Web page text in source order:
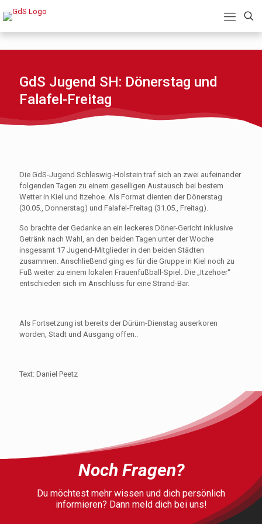
GdS Jugend SH: Dönerstag und
Falafel-Freitag
Die GdS-Jugend Schleswig-Holstein traf sich an zwei aufeinander
folgenden Tagen zu einem geselligen Austausch bei bestem
Wetter in Kiel und Itzehoe. Als Format dienten der Dönerstag
(30.05., Donnerstag) und Falafel-Freitag (31.05., Freitag).
So brachte der Gedanke an ein leckeres Döner-Gericht inklusive
Getränk nach Wahl, an den beiden Tagen unter der Woche
insgesamt 17 Jugend-Mitglieder in den beiden Städten
zusammen. Anschließend ging es für die Gruppe in Kiel noch zu
Fuß weiter zu einem lokalen Frauenfußball-Spiel. Die „Itzehoer“
entschieden sich im Anschluss für eine Strand-Bar.
Als Fortsetzung ist bereits der Dürüm-Dienstag auserkoren
worden, Stadt und Ausgang offen..
Text: Daniel Peetz
Noch Fragen?
Du möchtest mehr wissen und dich persönlich
informieren? Dann meld dich bei uns!